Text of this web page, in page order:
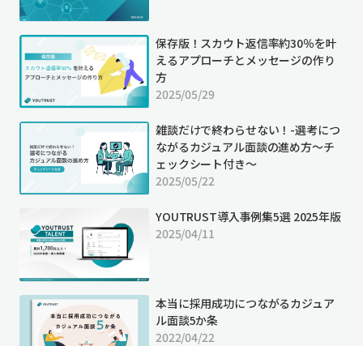
保存版！スカウト返信率約30％を叶
えるアプローチとメッセージの作り
方
2025/05/29
雑談だけで終わらせない！-選考につ
ながるカジュアル面談の進め方〜チ
ェックシート付き〜
2025/05/22
YOUTRUST導入事例集5選 2025年版
2025/04/11
本当に採用成功につながるカジュア
ル面談5か条
2022/04/22